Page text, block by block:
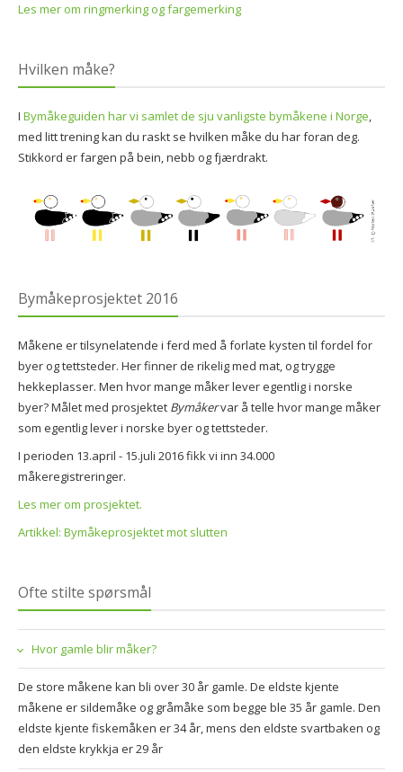
Les mer om ringmerking og fargemerking
Hvilken måke?
I Bymåkeguiden har vi samlet de sju vanligste bymåkene i Norge,
med litt trening kan du raskt se hvilken måke du har foran deg.
Stikkord er fargen på bein, nebb og fjærdrakt.
Bymåkeprosjektet 2016
Måkene er tilsynelatende i ferd med å forlate kysten til fordel for
byer og tettsteder. Her finner de rikelig med mat, og trygge
hekkeplasser. Men hvor mange måker lever egentlig i norske
byer? Målet med prosjektet Bymåkervar å telle hvor mange måker
som egentlig lever i norske byer og tettsteder.
I perioden 13.april - 15.juli 2016 fikk vi inn 34.000
måkeregistreringer.
Les mer om prosjektet.
Artikkel: Bymåkeprosjektet mot slutten
Ofte stilte spørsmål
Hvor gamle blir måker?
De store måkene kan bli over 30 år gamle. De eldste kjente
måkene er sildemåke og gråmåke som begge ble 35 år gamle. Den
eldste kjente fiskemåken er 34 år, mens den eldste svartbaken og
den eldste krykkja er 29 år